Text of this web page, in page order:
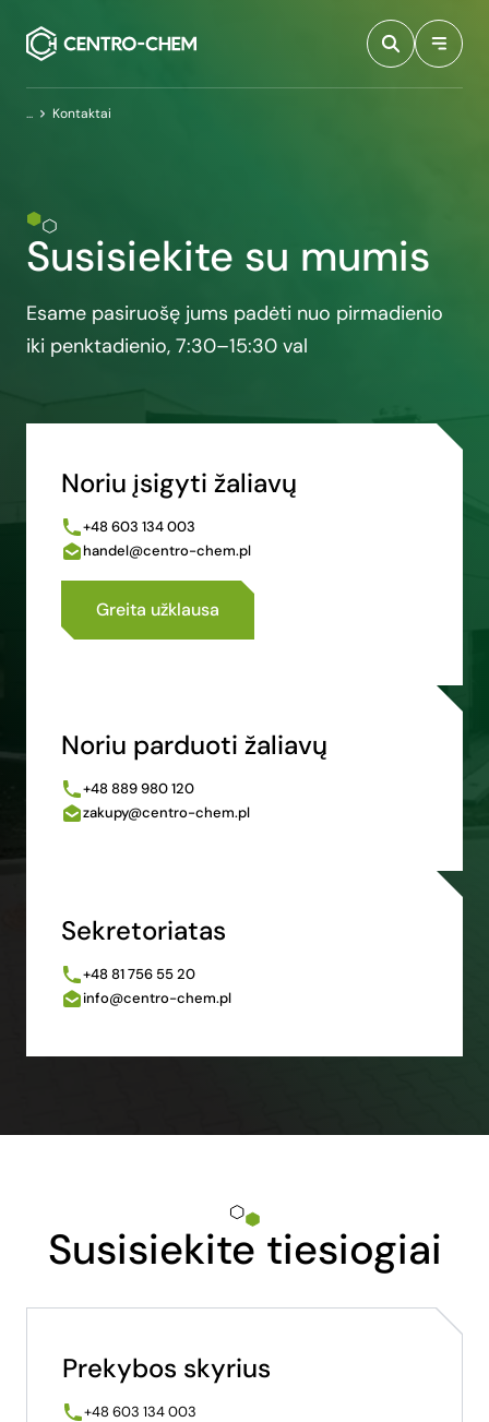
Pagrindinis puslapis
Kontaktai
Susisiekite su mumis
Esame pasiruošę jums padėti nuo pirmadienio
iki penktadienio, 7:30–15:30 val
Noriu įsigyti žaliavų
+48 603 134 003
handel@centro-chem.pl
Greita užklausa
Noriu parduoti žaliavų
+48 889 980 120
zakupy@centro-chem.pl
Sekretoriatas
+48 81 756 55 20
info@centro-chem.pl
Susisiekite tiesiogiai
Prekybos skyrius
+48 603 134 003